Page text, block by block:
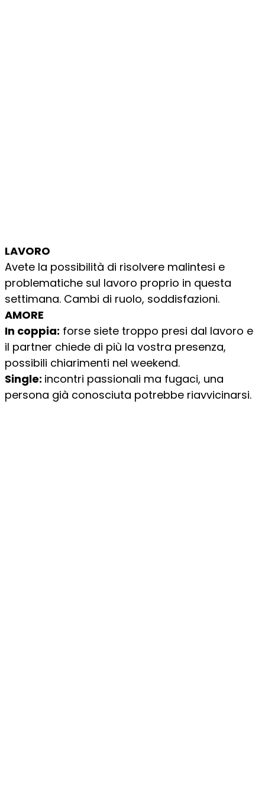
LAVORO
Avete la possibilità di risolvere malintesi e
problematiche sul lavoro proprio in questa
settimana. Cambi di ruolo, soddisfazioni.
AMORE
In coppia: forse siete troppo presi dal lavoro e
il partner chiede di più la vostra presenza,
possibili chiarimenti nel weekend.
Single: incontri passionali ma fugaci, una
persona già conosciuta potrebbe riavvicinarsi.